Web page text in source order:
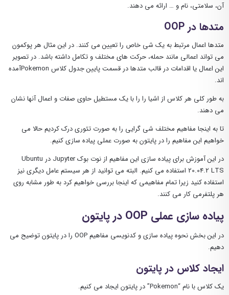
آن، سلامتی، نام و … ارائه می دهند.
متدها در OOP
متدها اعمال مرتبط به یک شی خاص را تعیین می کنند. در این مثال هر پوکمون
می تواند اعمالی مانند حمله، حرکت های مختلف و تکامل داشته باشد. در تصویر
این اعمال یا اقدامات در قالب متدها در قسمت پایین جدول کلاس Pokemonآمده
اند.
به طور کلی هر کلاس از اشیا را را با یک مستطیل حاوی صفات و اعمال آنها نشان
می دهند.
تا به اینجا مفاهیم مختلف شی گرایی را به صورت تئوری درک کردیم حالا می
خواهیم این مفاهیم را در پایتون به صورت عملی پیاده سازی کنیم.
در این آموزش برای پیاده سازی این مفاهیم از نوت بوک Jupyter در Ubuntu
20.04.2 LTS استفاده می کنیم. البته می توانید از هر سیستم عامل دیگری نیز
استفاده کنید زیرا تمام مفاهیمی که اینجا بررسی خواهیم کرد به طور مشابه روی
هر پلتفرمی کار می کنند.
پیاده سازی عملی OOP در پایتون
در این بخش نحوه پیاده سازی و کدنویسی مفاهیم OOP را در پایتون توضیح می
دهیم.
ایجاد کلاس در پایتون
یک کلاس با نام “Pokemon” در پایتون ایجاد می کنیم.